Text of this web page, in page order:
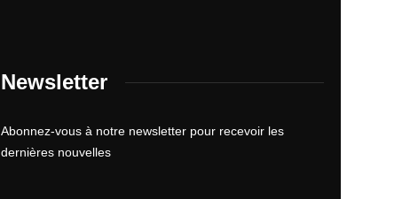
Newsletter
Abonnez-vous à notre newsletter pour recevoir les
dernières nouvelles